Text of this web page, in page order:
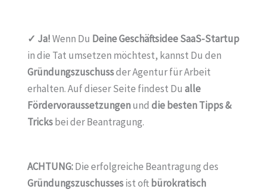
✓ Ja!Wenn Du Deine Geschäftsidee SaaS-Startup
in die Tat umsetzen möchtest, kannst Du den
Gründungszuschussder Agentur für Arbeit
erhalten. Auf dieser Seite findest Du alle
Fördervoraussetzungenund die besten Tipps &
Tricksbei der Beantragung.
ACHTUNG:Die erfolgreiche Beantragung des
Gründungszuschussesist oftbürokratisch